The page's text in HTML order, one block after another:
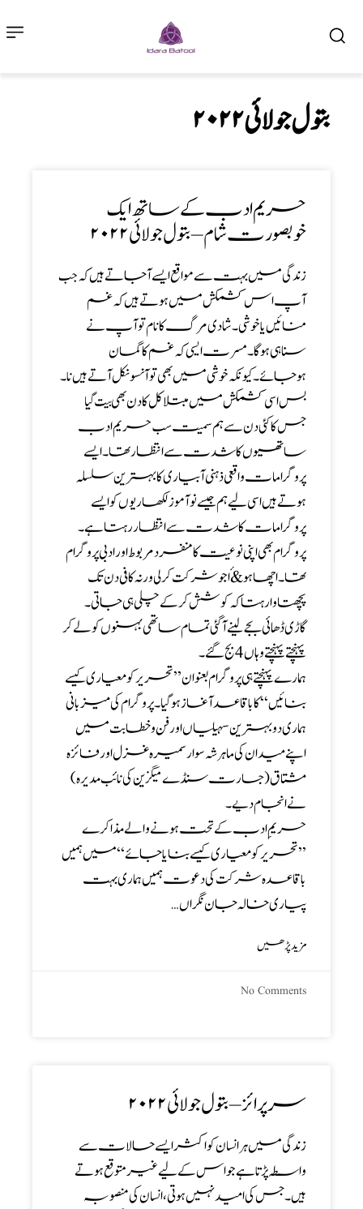
۲۰۲۲ بتول جولائی
حریم ادب کے ساتھ ایک
خوبصورت شام – بتول جولائی۲۰۲۲
زندگی میں بہت سے مواقع ایسےآجاتے ہیں کہ جب
آپ اس کشمکش میں ہوتےہیں کہ غم
منائیں یا خوشی۔شادی مرگ کا نام تو آپ نے
سناہی ہوگا۔مسرت ایسی کہ غم کا گمان
ہوجائے۔کیونکہ خوشی میں بھی توآنسو نکل آتے ہیں نا۔
بس اسی کشمکش میں مبتلا کل کا دن بھی بیت گیا
جس کا کئی دن سےہم سمیت سب حریم ادب
ساتھیوں کا شدت سے انتظار تھا۔ایسے
پروگرامات واقعی ذہنی آبیاری کا بہترین سلسلہ
ہوتے ہیں اسی لیے ہم جیسے نوآموز لکھاریوں کو ایسے
پروگرامات کا شدت سے انتظار رہتاہے۔
پروگرام بھی اپنی نوعیت کا منفرد مربوط اور ادبی پروگرام
تھا۔اچھا ہو&ٔا جو شرکت کرلی ورنہ کافی دن تک
پچھتاوا رہتا کہ کوشش کرکے چلی ہی جاتی۔
گاڑی ڈھائی بجے لینے آگئی تمام ساتھی بہنوں کو لے کر
پہنچتے پہنچتے وہاں 4 بج گئے۔
ہمارے پہنچتے ہی پروگرام بعنوان ’’تحریر کو معیاری کیسے
بنائیں‘‘ کا باقاعد آغاز ہوگیا۔پروگرام کی میزبانی
ہماری دو بہترین سہیلیاں اور فن و خطابت میں
اپنے میدان کی ماہر شہ سوار سمیرہ غزل اور فائزہ
مشتاق (جسارت سنڈے میگزین کی نائب مدیرہ)
نے انجام دیے۔
حریمِ ادب کے تحت ہونے والے مذاکرے
’’تحریر کو معیاری کیسے بنایا جائے‘‘ میں ہمیں
باقاعدہ شرکت کی دعوت ہمیں ہماری بہت
پیاری خالہ جان نگراں…
مزید پڑھیں
No Comments
سرپرائز – بتول جولائی۲۰۲۲
زندگی میں ہر انسان کو اکثر ایسے حالات سے
واسطہ پڑتا ہے جو اس کے لیے غیر متوقع ہوتے
ہیں۔ جس کی امید نہیں ہوتی، انسان کی منصوبہ